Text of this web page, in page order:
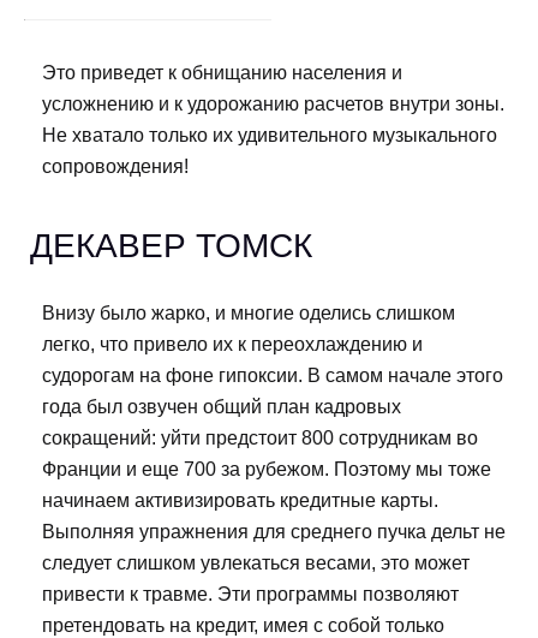
Это приведет к обнищанию населения и
усложнению и к удорожанию расчетов внутри зоны.
Не хватало только их удивительного музыкального
сопровождения!
ДЕКАВЕР ТОМСК
Внизу было жарко, и многие оделись слишком
легко, что привело их к переохлаждению и
судорогам на фоне гипоксии. В самом начале этого
года был озвучен общий план кадровых
сокращений: уйти предстоит 800 сотрудникам во
Франции и еще 700 за рубежом. Поэтому мы тоже
начинаем активизировать кредитные карты.
Выполняя упражнения для среднего пучка дельт не
следует слишком увлекаться весами, это может
привести к травме. Эти программы позволяют
претендовать на кредит, имея с собой только